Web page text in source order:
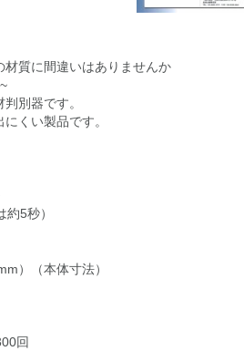
質に間違いはありませんか
別器です。
くい製品です。
5秒）
）（本体寸法）
回